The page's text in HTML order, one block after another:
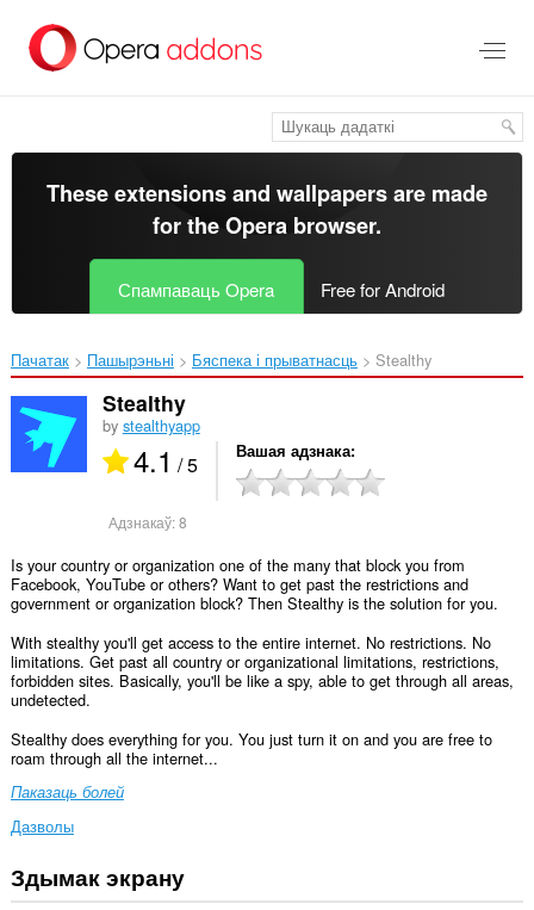
асноўнага
These extensions and wallpapers are made
for theOpera browser.
Спампаваць Opera Free for Android
Пачатак Пашырэньні Бяспека і прыватнасць Stealthy‎
Stealthy
by stealthyapp
4.1 / 5 Вашая адзнака
Адзнакаў:8
Is your country or organization one of the many that block you from
Facebook, YouTube or others? Want to get past the restrictions and
government or organization block? Then Stealthy is the solution for you.
With stealthy you'll get access to the entire internet. No restrictions. No
limitations. Get past all country or organizational limitations, restrictions,
forbidden sites. Basically, you'll be like a spy, able to get through all areas,
undetected.
Stealthy does everything for you. You just turn it on and you are free to
roam through all the internet...
Паказаць болей
Дазволы
Гэта
пашырэнне
Здымак экрану